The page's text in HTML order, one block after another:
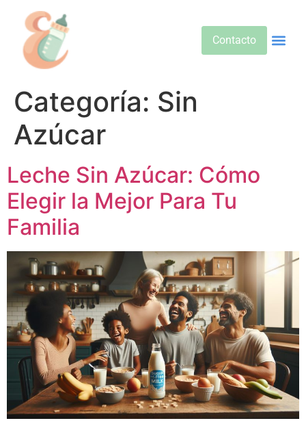
Contacto
Categoría: Sin
Azúcar
Leche Sin Azúcar: Cómo
Elegir la Mejor Para Tu
Familia